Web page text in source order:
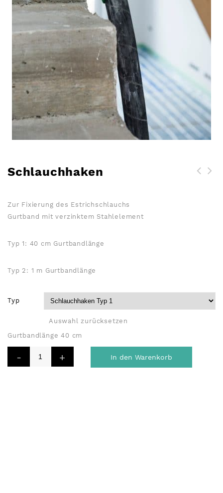
Schlauchhaken
Zur Fixierung des Estrichschlauchs
Gurtband mit verzinktem Stahlelement
Typ 1: 40 cm Gurtbandlänge
Typ 2: 1 m Gurtbandlänge
Typ
Auswahl zurücksetzen
Gurtbandlänge 40 cm
In den Warenkorb